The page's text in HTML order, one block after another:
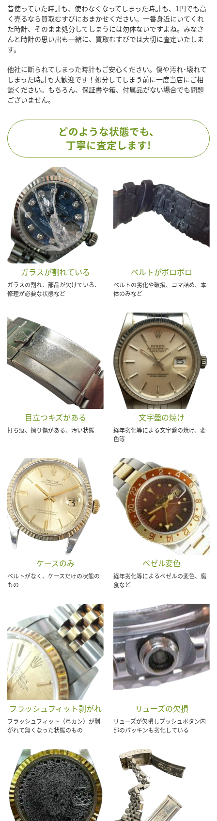
昔使っていた時計も、使わなくなってしまった時計も、1円でも高
く売るなら買取むすびにおまかせください。一番身近にいてくれ
た時計、そのまま処分してしまうには勿体ないですよね。みなさ
んと時計の思い出も一緒に、買取むすびでは大切に査定いたしま
す。
他社に断られてしまった時計もご安心ください。傷や汚れ･壊れて
しまった時計も大歓迎です！処分してしまう前に一度当店にご相
談ください。もちろん、保証書や箱、付属品がない場合でも問題
ございません。
どのような状態でも、
丁寧に査定します!
ガラスが割れている
ガラスの割れ、部品が欠けている、
修理が必要な状態など
ベルトがボロボロ
ベルトの劣化や破損、コマ詰め、本
体のみなど
目立つキズがある
打ち痕、擦り傷がある、汚い状態
文字盤の焼け
経年劣化等による文字盤の焼け、変
色等
ケースのみ
ベルトがなく、ケースだけの状態の
もの
ベゼル変色
経年劣化等によるベゼルの変色、腐
食など
フラッシュフィット剥がれ
フラッシュフィット（弓カン）が剥
がれて無くなった状態のもの
リューズの欠損
リューズが欠損しプッシュボタン内
部のパッキンも劣化している